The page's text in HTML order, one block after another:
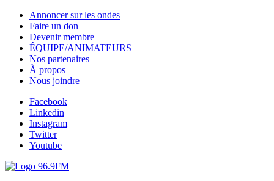
Annoncer sur les ondes
Faire un don
Devenir membre
ÉQUIPE/ANIMATEURS
Nos partenaires
À propos
Nous joindre
Facebook
Linkedin
Instagram
Twitter
Youtube